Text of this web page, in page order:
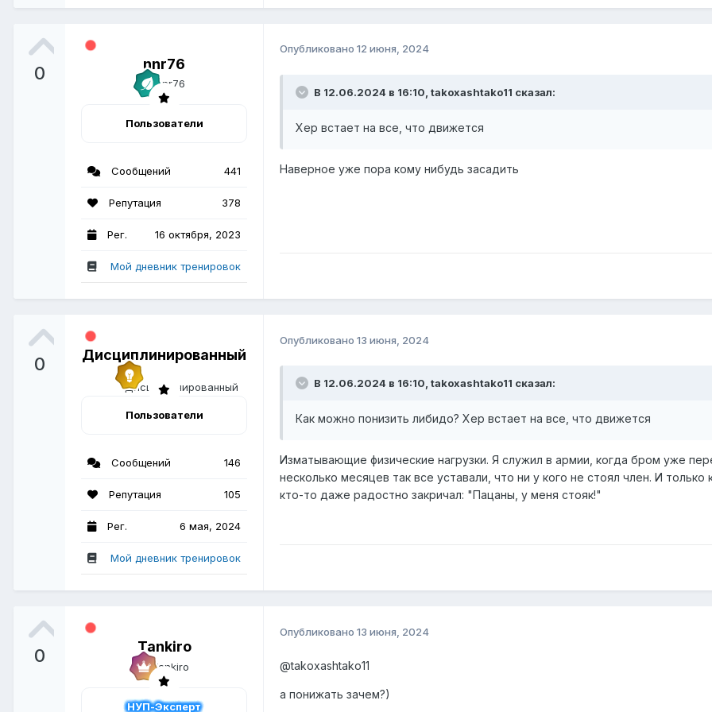
0 nnr76
Пользователи
Сообщений 441
Репутация 378
Рег. 16 октября, 2023
Мой дневник тренировок
Опубликовано 12 июня, 2024
В 12.06.2024 в 16:10, takoxashtako11 сказал:
Хер встает на все, что движется
Наверное уже пора кому нибудь засадить
0 Дисциплинированный
Пользователи
Сообщений 146
Репутация 105
Рег. 6 мая, 2024
Мой дневник тренировок
Опубликовано 13 июня, 2024
В 12.06.2024 в 16:10, takoxashtako11 сказал:
Как можно понизить либидо? Хер встает на все, что движется
Изматывающие физические нагрузки. Я служил в армии, когда бром уже
несколько месяцев так все уставали, что ни у кого не стоял член. И
кто-то даже радостно закричал: "Пацаны, у меня стояк!"
0 Tankiro
НУП-Эксперт
Опубликовано 13 июня, 2024
@takoxashtako11
а понижать зачем?)